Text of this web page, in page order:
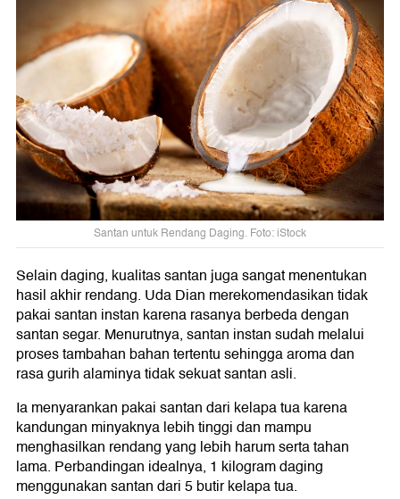
Santan untuk Rendang Daging. Foto: iStock
Selain daging, kualitas santan juga sangat menentukan
hasil akhir rendang. Uda Dian merekomendasikan tidak
pakai santan instan karena rasanya berbeda dengan
santan segar. Menurutnya, santan instan sudah melalui
proses tambahan bahan tertentu sehingga aroma dan
rasa gurih alaminya tidak sekuat santan asli.
Ia menyarankan pakai santan dari kelapa tua karena
kandungan minyaknya lebih tinggi dan mampu
menghasilkan rendang yang lebih harum serta tahan
lama. Perbandingan idealnya, 1 kilogram daging
menggunakan santan dari 5 butir kelapa tua.